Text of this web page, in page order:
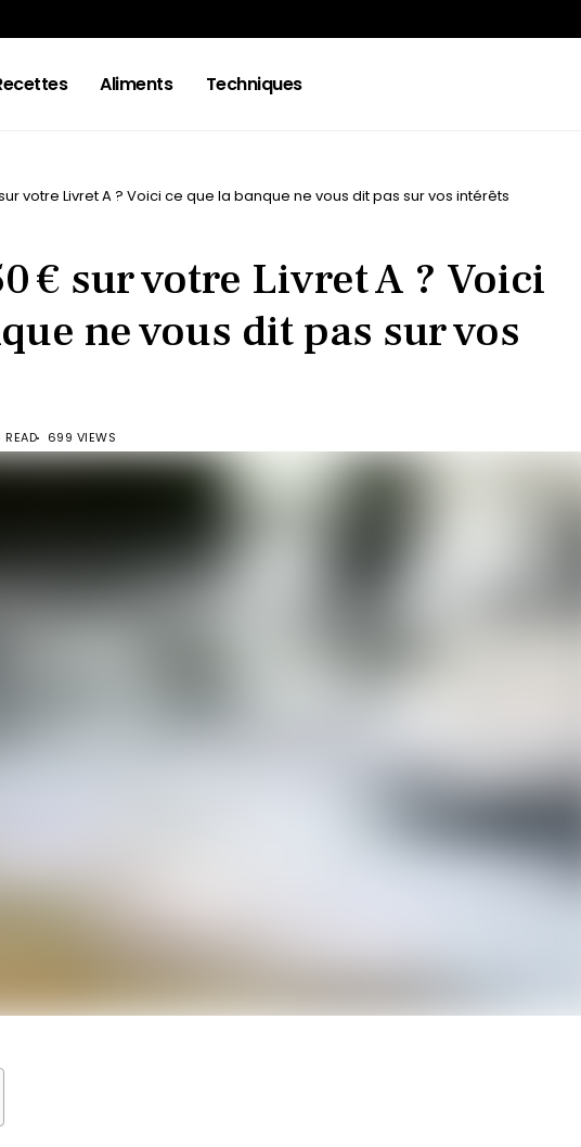
Aliments Techniques
votre Livret A ? Voici ce que la banque ne vous dit pas sur vos intérêts
€ sur votre Livret A ? Voici
ne vous dit pas sur vos
699 VIEWS